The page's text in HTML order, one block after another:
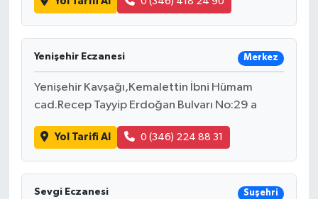
Yenişehir Eczanesi Merkez
Yenişehir Kavşağı,Kemalettin İbni Hümam
cad.Recep Tayyip Erdoğan Bulvarı No:29 a
Yol Tarifi Al 0 (346) 224 88 31
Sevgi Eczanesi Suşehri